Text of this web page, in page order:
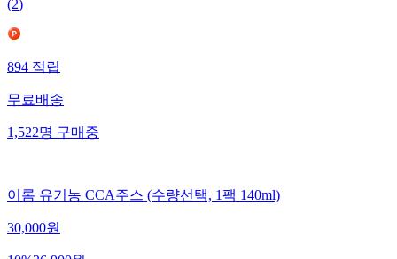
(2)
894 적립
무료배송
1,522명 구매중
이롬 유기농 CCA주스 (수량선택, 1팩 140ml)
30,000원